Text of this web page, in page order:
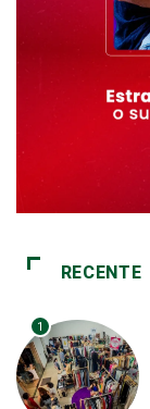
RECENTE
1